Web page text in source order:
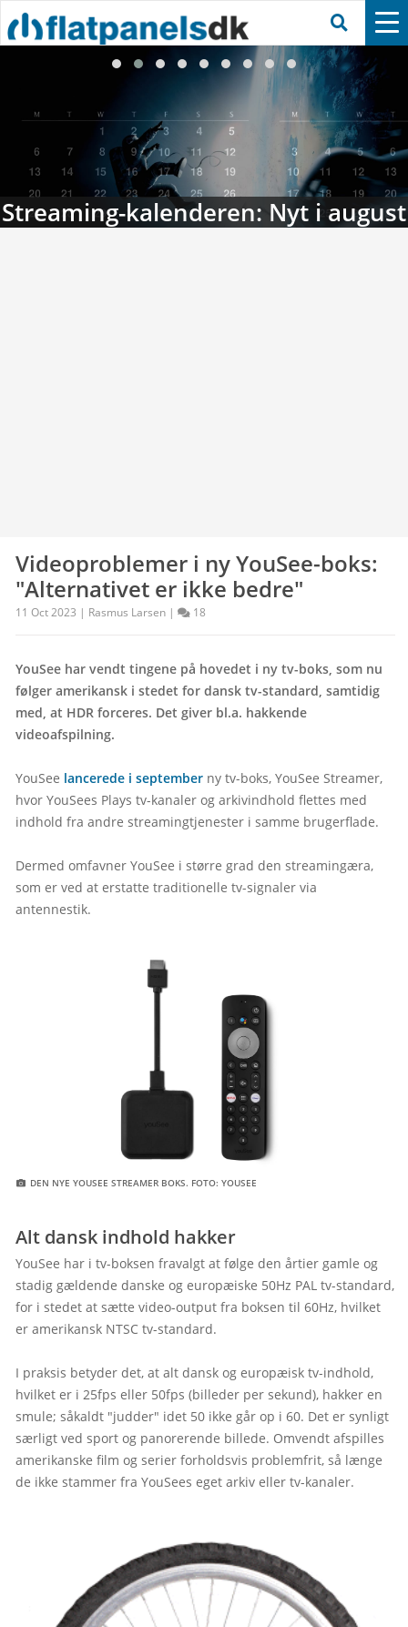
Streaming-kalenderen: Nyt i august
Videoproblemer i ny YouSee-boks:
"Alternativet er ikke bedre"
11 Oct 2023 | Rasmus Larsen | 18
YouSee har vendt tingene på hovedet i ny tv-boks, som nu
følger amerikansk i stedet for dansk tv-standard, samtidig
med, at HDR forceres. Det giver bl.a. hakkende
videoafspilning.
YouSee lancerede i september ny tv-boks, YouSee Streamer,
hvor YouSees Plays tv-kanaler og arkivindhold flettes med
indhold fra andre streamingtjenester i samme brugerflade.
Dermed omfavner YouSee i større grad den streamingæra,
som er ved at erstatte traditionelle tv-signaler via
antennestik.
DEN NYE YOUSEE STREAMER BOKS. FOTO: YOUSEE
Alt dansk indhold hakker
YouSee har i tv-boksen fravalgt at følge den årtier gamle og
stadig gældende danske og europæiske 50Hz PAL tv-standard,
for i stedet at sætte video-output fra boksen til 60Hz, hvilket
er amerikansk NTSC tv-standard.
I praksis betyder det, at alt dansk og europæisk tv-indhold,
hvilket er i 25fps eller 50fps (billeder per sekund), hakker en
smule; såkaldt "judder" idet 50 ikke går op i 60. Det er synligt
særligt ved sport og panorerende billede. Omvendt afspilles
amerikanske film og serier forholdsvis problemfrit, så længe